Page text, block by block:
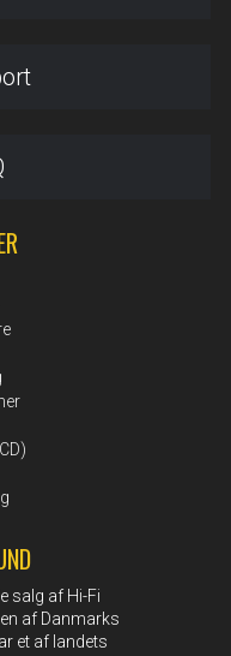
salg af Hi-Fi
af Danmarks
et af landets